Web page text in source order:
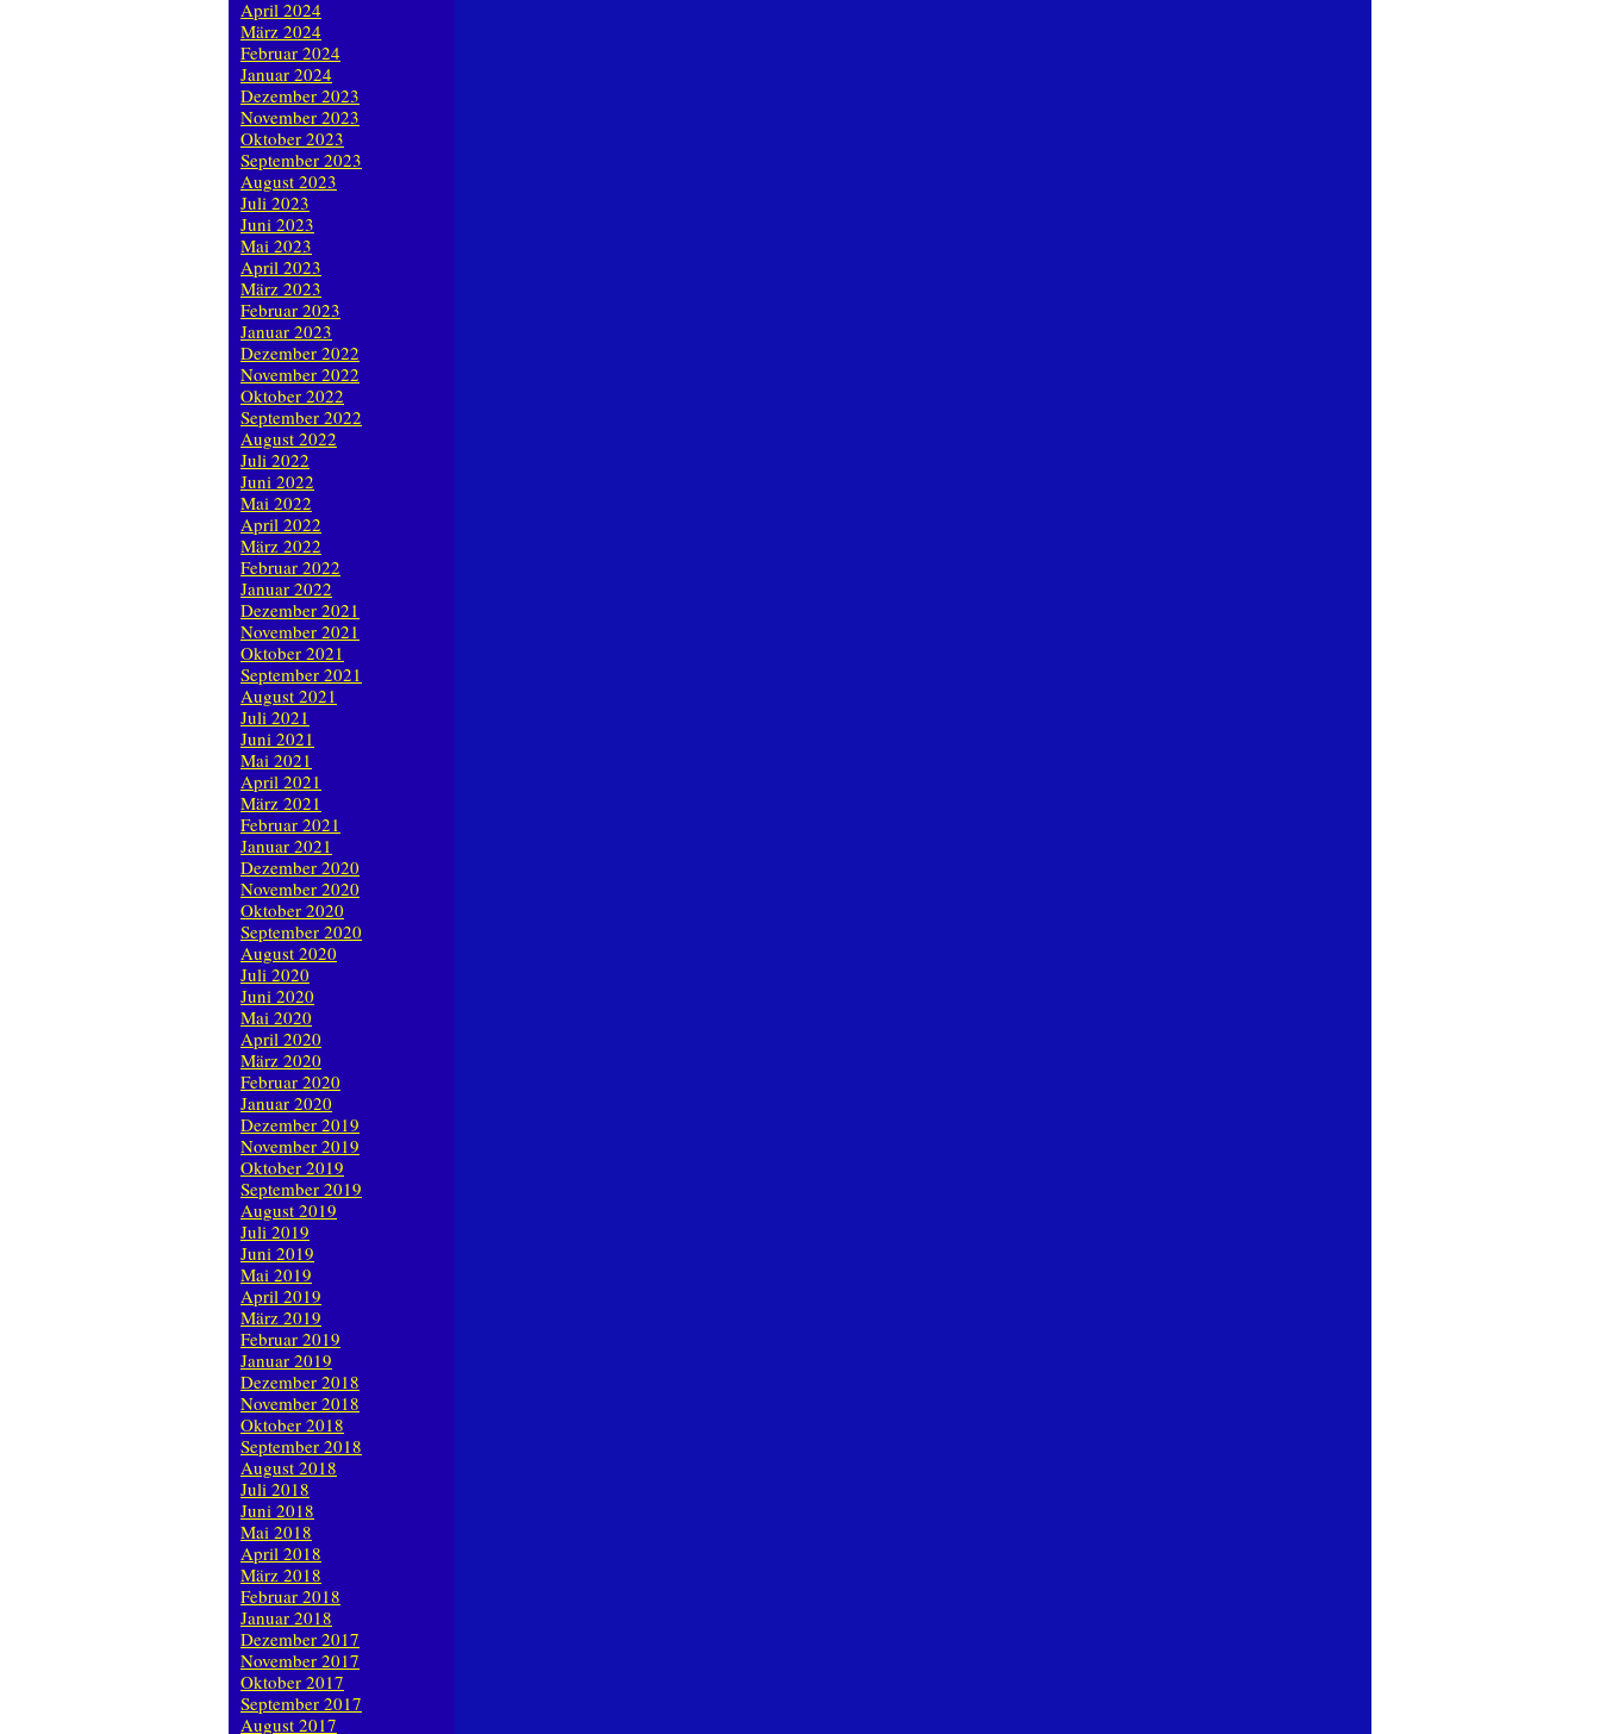
April 2024
März 2024
Februar 2024
Januar 2024
Dezember 2023
November 2023
Oktober 2023
September 2023
August 2023
Juli 2023
Juni 2023
Mai 2023
April 2023
März 2023
Februar 2023
Januar 2023
Dezember 2022
November 2022
Oktober 2022
September 2022
August 2022
Juli 2022
Juni 2022
Mai 2022
April 2022
März 2022
Februar 2022
Januar 2022
Dezember 2021
November 2021
Oktober 2021
September 2021
August 2021
Juli 2021
Juni 2021
Mai 2021
April 2021
März 2021
Februar 2021
Januar 2021
Dezember 2020
November 2020
Oktober 2020
September 2020
August 2020
Juli 2020
Juni 2020
Mai 2020
April 2020
März 2020
Februar 2020
Januar 2020
Dezember 2019
November 2019
Oktober 2019
September 2019
August 2019
Juli 2019
Juni 2019
Mai 2019
April 2019
März 2019
Februar 2019
Januar 2019
Dezember 2018
November 2018
Oktober 2018
September 2018
August 2018
Juli 2018
Juni 2018
Mai 2018
April 2018
März 2018
Februar 2018
Januar 2018
Dezember 2017
November 2017
Oktober 2017
September 2017
August 2017